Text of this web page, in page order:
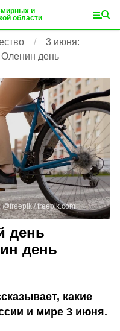
и
области
3 июня:
день
@freepik /freepik.com
день
день
какие
и мире 3 июня.